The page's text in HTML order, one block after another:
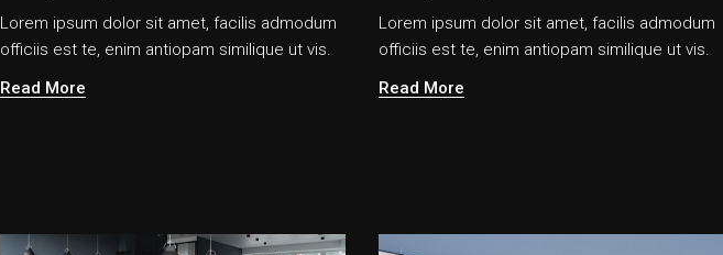
Lorem ipsum dolor sit amet, facilis admodum
officiis est te, enim antiopam similique ut vis.
Read More
Lorem ipsum dolor sit amet, facilis admodum
officiis est te, enim antiopam similique ut vis.
Read More